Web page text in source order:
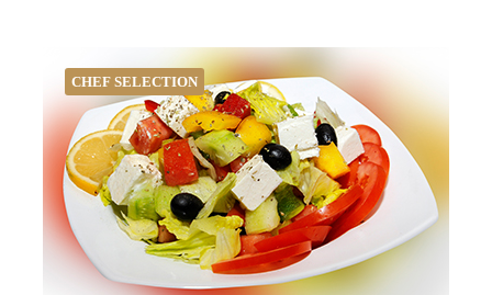
CHEF SELECTION